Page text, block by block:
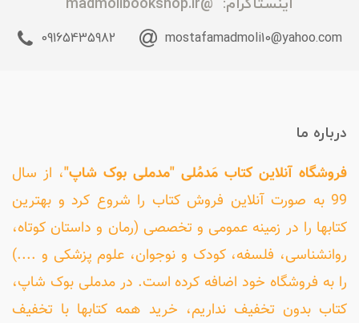
اینستاگرام: @madmolibookshop.ir
mostafamadmoli10@yahoo.com
09165435982
درباره ما
فروشگاه آنلاین کتاب مَدمُلی "مدملی بوک شاپ"، از سال
99 به صورت آنلاین فروش کتاب را شروع کرد و بهترین
کتابها را در زمینه عمومی و تخصصی (رمان و داستان کوتاه،
روانشناسی، فلسفه، کودک و نوجوان، علوم پزشکی و ....)
را به فروشگاه خود اضافه کرده است. در مدملی بوک شاپ،
کتاب بدون تخفیف نداریم، خرید همه کتابها با تخفیف